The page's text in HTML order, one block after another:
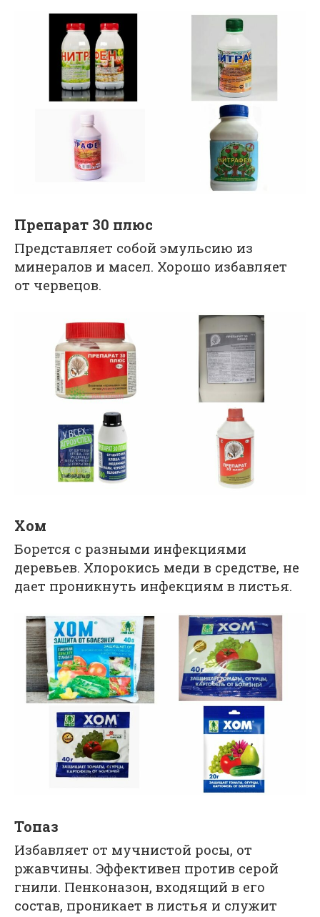
Препарат 30 плюс
Представляет собой эмульсию из
минералов и масел. Хорошо избавляет
от червецов.
Хом
Борется с разными инфекциями
деревьев. Хлорокись меди в средстве, не
дает проникнуть инфекциям в листья.
Топаз
Избавляет от мучнистой росы, от
ржавчины. Эффективен против серой
гнили. Пенконазон, входящий в его
состав, проникает в листья и служит